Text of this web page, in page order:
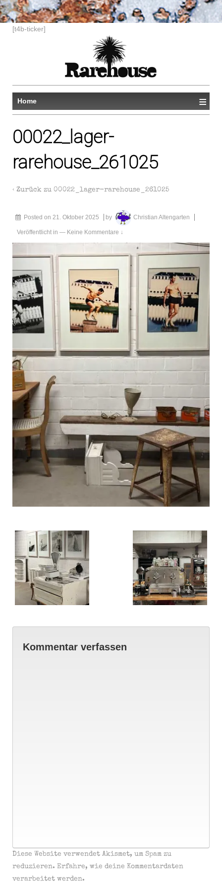
[t4b-ticker]
Home ≡
00022_lager-
rarehouse_261025
‹ Zurück zu 00022_lager-rarehouse_261025
Posted on 21. Oktober 2025 by Christian Altengarten
Veröffentlicht in — Keine Kommentare ↓
Kommentar verfassen
Diese Website verwendet Akismet, um Spam zu
reduzieren. Erfahre, wie deine Kommentardaten
verarbeitet werden.